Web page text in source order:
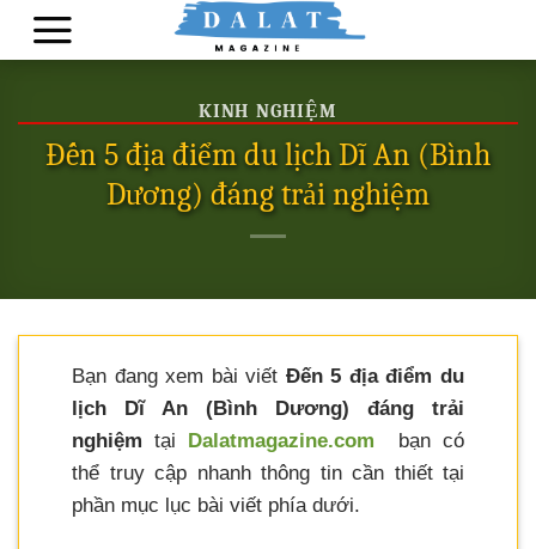
Skip
KINH NGHIỆM
Đến 5 địa điểm du lịch Dĩ An (Bình
Dương) đáng trải nghiệm
Bạn đang xem bài viết Đến 5 địa điểm du
lịch Dĩ An (Bình Dương) đáng trải
nghiệm tại Dalatmagazine.com
bạn có
thể truy cập nhanh thông tin cần thiết tại
phần mục lục bài viết phía dưới.